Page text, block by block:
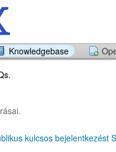
Knowledgebase
kulcsos bejelentkezést